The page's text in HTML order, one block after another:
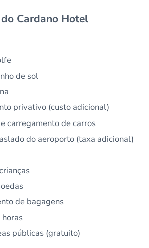
Cardano Hotel
de sol
privativo (custo adicional)
carregamento de carros
do aeroporto (taxa adicional)
de bagagens
públicas (gratuito)